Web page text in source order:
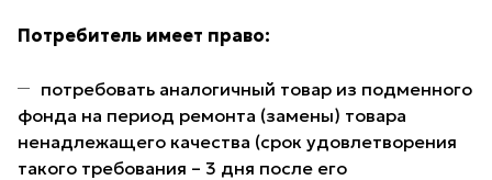
Потребитель имеет право:
потребовать аналогичный товар из подменного
фонда на период ремонта (замены) товара
ненадлежащего качества (срок удовлетворения
такого требования – 3 дня после его